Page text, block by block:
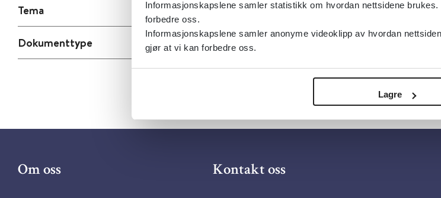
Informasjonskapslene samler statistikk om hvordan nettsidene
forbedre oss.
Informasjonskapslene samler anonyme videoklipp av hvordan
gjør at vi kan forbedre oss.
Lagre
Tema
Dokumenttype
Om oss Kontakt oss